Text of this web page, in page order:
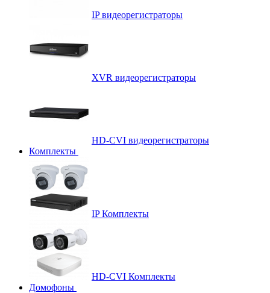
IP видеорегистраторы
XVR видеорегистраторы
HD-CVI видеорегистраторы
Комплекты
IP Комплекты
HD-CVI Комплекты
Домофоны